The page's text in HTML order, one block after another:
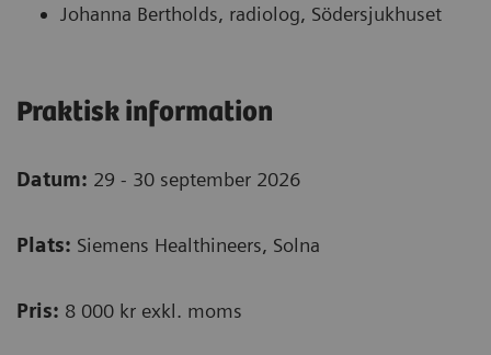
Johanna Bertholds, radiolog, Södersjukhuset
Praktisk information
Datum: 29 - 30 september 2026
Plats: Siemens Healthineers, Solna
Pris: 8 000 kr exkl. moms